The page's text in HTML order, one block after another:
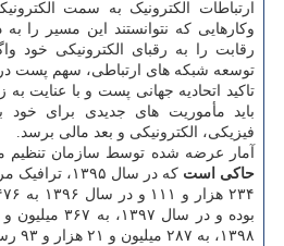
ارتباطات الکترونیک به سمت
وکارهایی که نتوانستند این مسیر
رقابت را به رقبای الکترونیکی خود
توسعه شبکه های ارتباطی، سهم پست
تاکید اتحادیه جهانی پست و با عنایت
باید مأموریت های جدیدی برای خود
فیزیکی، الکترونیکی و بعد مالی برسد.
آمار عرضه شده توسط سازمان تنظیم
حاکی است
۱۳۹۸، به ۲۸۷ میلیون و ۲۱ هزار و ۹۳ رسیده است.